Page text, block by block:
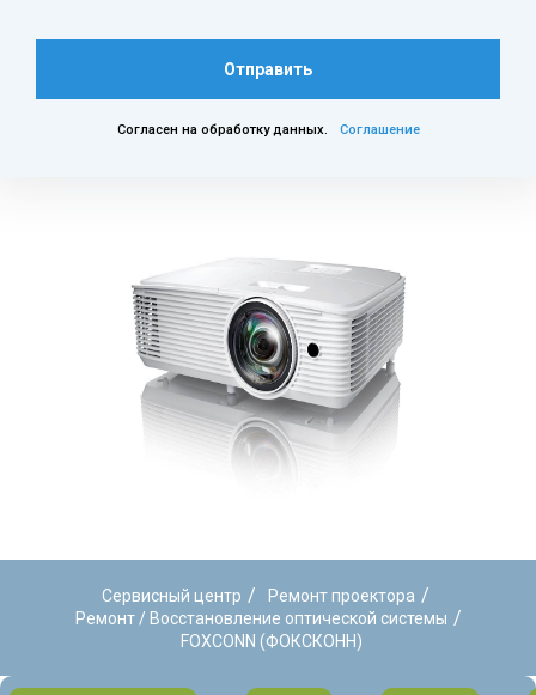
Отправить
Согласен на обработку данных. Соглашение
Сервисный центр / Ремонт проектора /
Ремонт / Восстановление оптической системы /
FOXCONN (ФОКСКОНН)